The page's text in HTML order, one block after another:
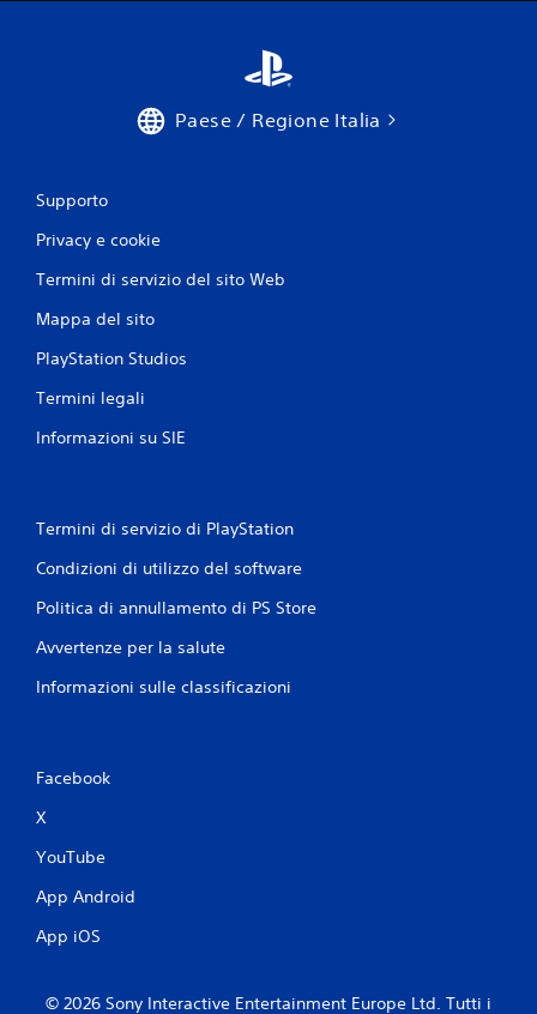
Paese / Regione Italia
Supporto
Privacy e cookie
Termini di servizio del sito Web
Mappa del sito
PlayStation Studios
Termini legali
Informazioni su SIE
Termini di servizio di PlayStation
Condizioni di utilizzo del software
Politica di annullamento di PS Store
Avvertenze per la salute
Informazioni sulle classificazioni
Facebook
X
YouTube
App Android
App iOS
© 2026 Sony Interactive Entertainment Europe Ltd. Tutti i